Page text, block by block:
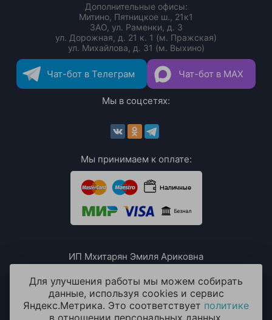
Дополнительные офисы:
Митино, Пятницкое ш., 21к1
ЗАО, ул. Раменки, д. 3
ул. Дорожная, д. 21 к. 1 (м. Пражская)
ул. Михайлова, д. 31 (м. Выхино)
Чат-бот в Телеграм Чат-бот в MAX
Мы в соцсетях:
Мы принимаем к оплате:
ИП Мхитарян Эмиля Ариковна
ИНН: 771385063807
ОГРН / ОГРНИП: 319508100076230
Для улучшения работы мы можем собирать
данные, используя cookies и сервис
Яндекс.Метрика. Это соответствует политике
в отношении персональных данных.